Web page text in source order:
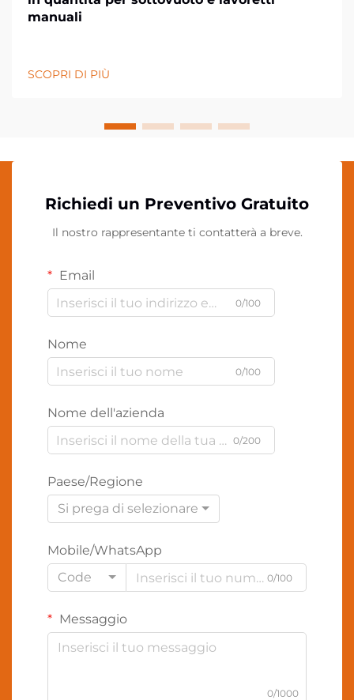
manuali
SCOPRI DI PIÙ
Richiedi un Preventivo Gratuito
Il nostro rappresentante ti contatterà a breve.
Email
0/100
Nome
0/100
Nome dell'azienda
0/200
Paese/Regione
Si prega di selezionare
Mobile/WhatsApp
Code
0/100
Messaggio
0/1000